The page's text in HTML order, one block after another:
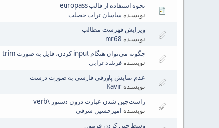
نحوه استفاده از قالب europass
نویسنده ساسان تراب خصلت
ویرایش فهرست مطالب
نویسنده mr68
چگونه می‌توان هنگام input کردن، فایل به صورت trim شده خوانده شود.
نویسنده فرشاد ترابی
عدم نمایش پاورقی فارسی به صورت درست
نویسنده Kavir
راست‌چین شدن عبارت درون دستور \verb
نویسنده امیرحسین شرفی
وسط چین کردن فرمول